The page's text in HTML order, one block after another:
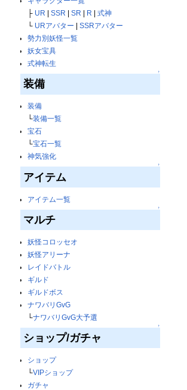
├ UR SSR SR R
式神
└ URアバター
SSRアバター
勢力別妖怪一覧
妖女宝具
式神転生
↑
装備
装備
└装備一覧
宝石
└宝石一覧
神気強化
↑
アイテム
アイテム一覧
↑
マルチ
妖怪コロッセオ
妖怪アリーナ
レイドバトル
ギルド
ギルドボス
ナワバリGvG
└ナワバリGvG大予選
↑
ショップ/ガチャ
ショップ
└VIPショップ
ガチャ